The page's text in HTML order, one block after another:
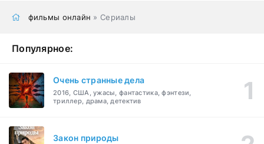
фильмы онлайн » Сериалы
Популярное:
Очень странные дела
2016, США, ужасы, фантастика, фэнтези,
триллер, драма, детектив
Закон природы